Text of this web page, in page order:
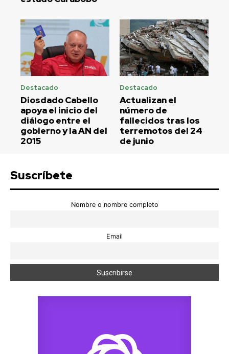
Destacado
Diosdado Cabello
apoya el inicio del
diálogo entre el
gobierno y la AN del
2015
Destacado
Actualizan el
número de
fallecidos tras los
terremotos del 24
de junio
Suscríbete
Nombre o nombre completo
Email